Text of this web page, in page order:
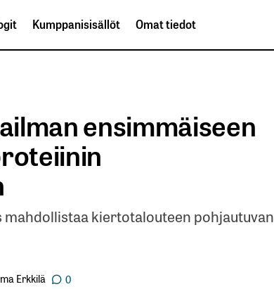
Kumppanisisällöt Omat tiedot
ensimmäiseen
kiertotalouteen pohjautuvan
Erkkilä 0